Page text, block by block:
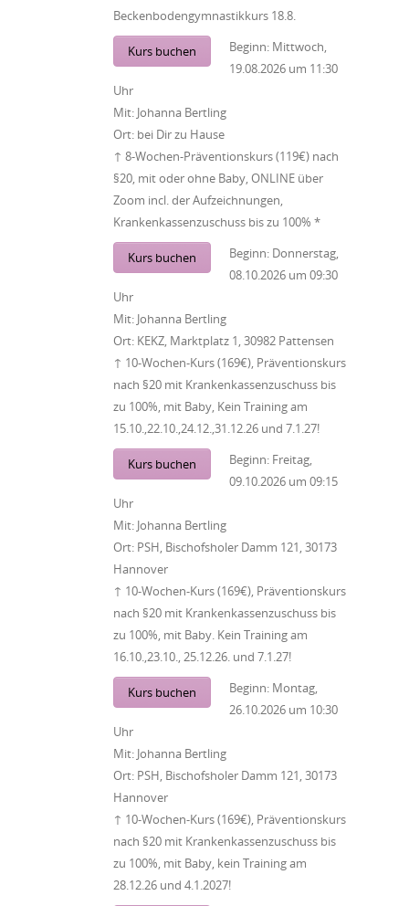
Beckenbodengymnastikkurs 18.8.
Kurs buchen Beginn: Mittwoch,
19.08.2026 um 11:30
Uhr
Mit: Johanna Bertling
Ort: bei Dir zu Hause
↑ 8-Wochen-Präventionskurs (119€) nach
§20, mit oder ohne Baby, ONLINE über
Zoom incl. der Aufzeichnungen,
Krankenkassenzuschuss bis zu 100% *
Kurs buchen Beginn: Donnerstag,
08.10.2026 um 09:30
Uhr
Mit: Johanna Bertling
Ort: KEKZ, Marktplatz 1, 30982 Pattensen
↑ 10-Wochen-Kurs (169€), Präventionskurs
nach §20 mit Krankenkassenzuschuss bis
zu 100%, mit Baby, Kein Training am
15.10.,22.10.,24.12.,31.12.26 und 7.1.27!
Kurs buchen Beginn: Freitag,
09.10.2026 um 09:15
Uhr
Mit: Johanna Bertling
Ort: PSH, Bischofsholer Damm 121, 30173
Hannover
↑ 10-Wochen-Kurs (169€), Präventionskurs
nach §20 mit Krankenkassenzuschuss bis
zu 100%, mit Baby. Kein Training am
16.10.,23.10., 25.12.26. und 7.1.27!
Kurs buchen Beginn: Montag,
26.10.2026 um 10:30
Uhr
Mit: Johanna Bertling
Ort: PSH, Bischofsholer Damm 121, 30173
Hannover
↑ 10-Wochen-Kurs (169€), Präventionskurs
nach §20 mit Krankenkassenzuschuss bis
zu 100%, mit Baby, kein Training am
28.12.26 und 4.1.2027!